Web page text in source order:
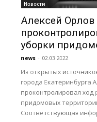
Новости
Алексей Орлов
уборки
news - 02.03.2022
Из открытых
города Екатеринбурга
проконтролировал ход
придомовых
Соответствующая